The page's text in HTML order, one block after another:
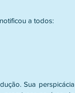
a todos:
Sua perspicácia